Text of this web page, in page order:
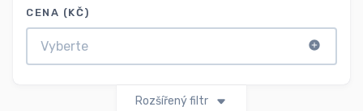
CENA (KČ)
Rozšířený filtr